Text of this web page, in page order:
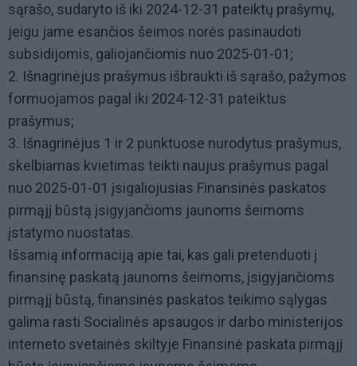
sąrašo, sudaryto iš iki 2024-12-31 pateiktų prašymų,
jeigu jame esančios šeimos norės pasinaudoti
subsidijomis, galiojančiomis nuo 2025-01-01;
2. Išnagrinėjus prašymus išbraukti iš sąrašo, pažymos
formuojamos pagal iki 2024-12-31 pateiktus
prašymus;
3. Išnagrinėjus 1 ir 2 punktuose nurodytus prašymus,
skelbiamas kvietimas teikti naujus prašymus pagal
nuo 2025-01-01 įsigaliojusias Finansinės paskatos
pirmąjį būstą įsigyjančioms jaunoms šeimoms
įstatymo nuostatas.
Išsamią informaciją apie tai, kas gali pretenduoti į
finansinę paskatą jaunoms šeimoms, įsigyjančioms
pirmąjį būstą, finansinės paskatos teikimo sąlygas
galima rasti Socialinės apsaugos ir darbo ministerijos
interneto svetainės skiltyje Finansinė paskata pirmąjį